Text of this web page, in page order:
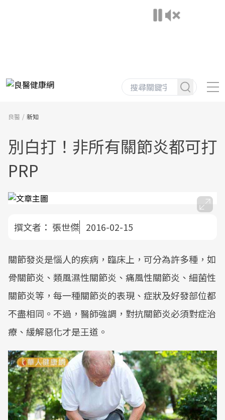
良醫 新知
別白打！非所有關節炎都可打
PRP
撰文者： 張世傑 2016-02-15
關節發炎是惱人的疾病，臨床上，可分為許多種，如
骨關節炎、類風濕性關節炎、痛風性關節炎、細菌性
關節炎等，每一種關節炎的表現、症狀及好發部位都
不盡相同。不過，醫師強調，對抗關節炎必須對症治
療、緩解惡化才是王道。